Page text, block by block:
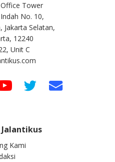
Tower
No. 10,
Jakarta Selatan,
12240
Unit C
Kami